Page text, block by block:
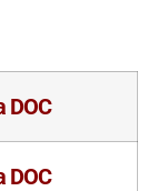
DOC
DOC